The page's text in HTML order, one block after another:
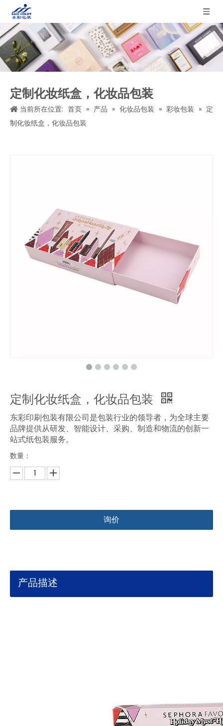
定制化妆纸盒，化妆品包装
当前所在位置: 首页 » 产品 » 化妆品包装 » 彩妆包装 » 定
制化妆纸盒，化妆品包装
定制化妆纸盒，化妆品包装
东彩印刷包装有限公司是包装行业的领导者，为全球主要
品牌提供从研发、智能设计、采购、制造和物流的创新一
站式纸包装服务。
数量：
询价
产品描述